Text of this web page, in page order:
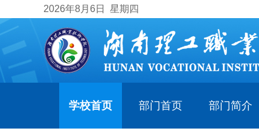
2026年8月6日 星期四
学校首页 部门首页 部门简介